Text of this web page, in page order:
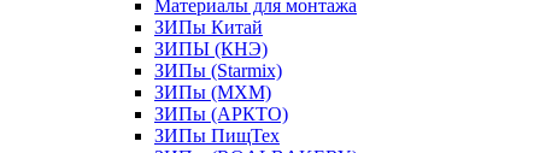
Материалы для монтажа
ЗИПы Китай
ЗИПЫ (КНЭ)
ЗИПы (Starmix)
ЗИПы (МХМ)
ЗИПы (АРКТО)
ЗИПы ПищТех